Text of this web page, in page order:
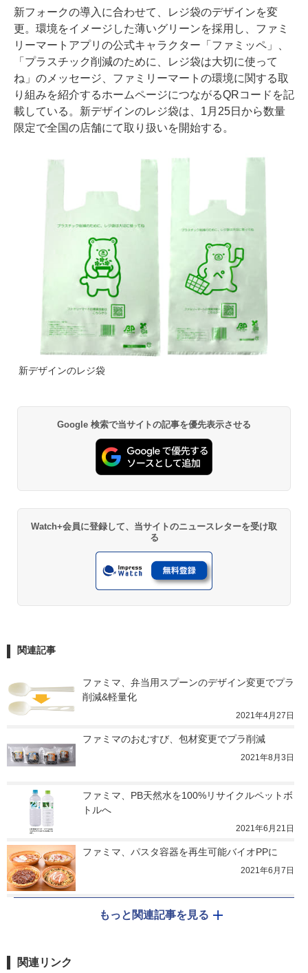
新フォークの導入に合わせて、レジ袋のデザインを変
更。環境をイメージした薄いグリーンを採用し、ファミ
リーマートアプリの公式キャラクター「ファミッペ」、
「プラスチック削減のために、レジ袋は大切に使って
ね」のメッセージ、ファミリーマートの環境に関する取
り組みを紹介するホームページにつながるQRコードを記
載している。新デザインのレジ袋は、1月25日から数量
限定で全国の店舗にて取り扱いを開始する。
新デザインのレジ袋
Google 検索で当サイトの記事を優先表示させる
Watch+会員に登録して、当サイトのニュースレターを受け取
る
関連記事
ファミマ、弁当用スプーンのデザイン変更でプラ
削減&軽量化
2021年4月27日
ファミマのおむすび、包材変更でプラ削減
2021年8月3日
ファミマ、PB天然水を100%リサイクルペットボ
トルへ
2021年6月21日
ファミマ、パスタ容器を再生可能バイオPPに
2021年6月7日
もっと関連記事を見る
関連リンク